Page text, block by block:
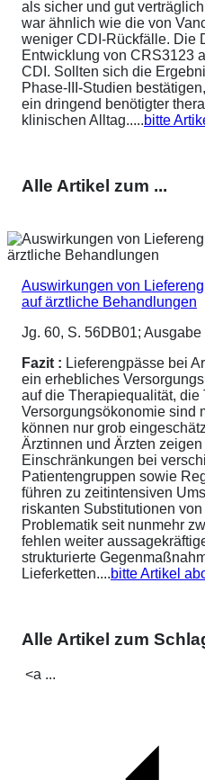
als sicher und gut
war ähnlich wie die von
weniger CDI-Rückfälle. Die
Entwicklung von CRS3123
CDI. Sollten sich die
Phase-III-Studien
ein dringend benötigter
klinischen Alltag.....bitte
Alle Artikel zum ...
Auswirkungen von
auf ärztliche Behandlungen
Jg. 60, S. 56DB01; Ausgabe
Fazit : Lieferengpässe bei
ein erhebliches
auf die Therapiequalität,
Versorgungsökonomie sind
können nur grob
Ärztinnen und Ärzten
Einschränkungen bei
Patientengruppen sowie
führen zu zeitintensiven
riskanten Substitutionen
Problematik seit nunmehr
fehlen weiter
strukturierte
Lieferketten....bitte Artikel
Alle Artikel zum
<a ...